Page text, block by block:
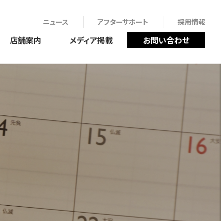
ニュース アフターサポート 採用情報
店舗案内 メディア掲載 お問い合わせ